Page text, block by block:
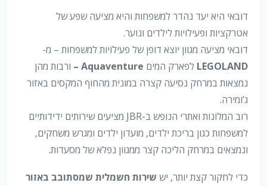
דובאי היא יעד נהדר למשפחות והיא מציעה שפע של
אטרקציות ופעילויות לילדים ונוער.
דובאי מציעה מגוון יוצא דופן של פעילויות למשפחות – מ-
LEGOLAND לפארק המים Aquaventure –
ורבות מהן
נמצאות במרחק נסיעה קצרה במונית מהחוף המקסים באזור
ג’ומירה.
רוב המלונות ואתרי הנופש ב-JBR מציעים שירותים ידידותיים
למשפחות כגון בריכת ילדים, מועדון ילדים ומגרש משחקים,
ונמצאים במרחק הליכה קצר ממגוון נפלא של מסעדות.
כדי לחקור קצת יותר, יש שירות חשמלית שמסתובב באזור